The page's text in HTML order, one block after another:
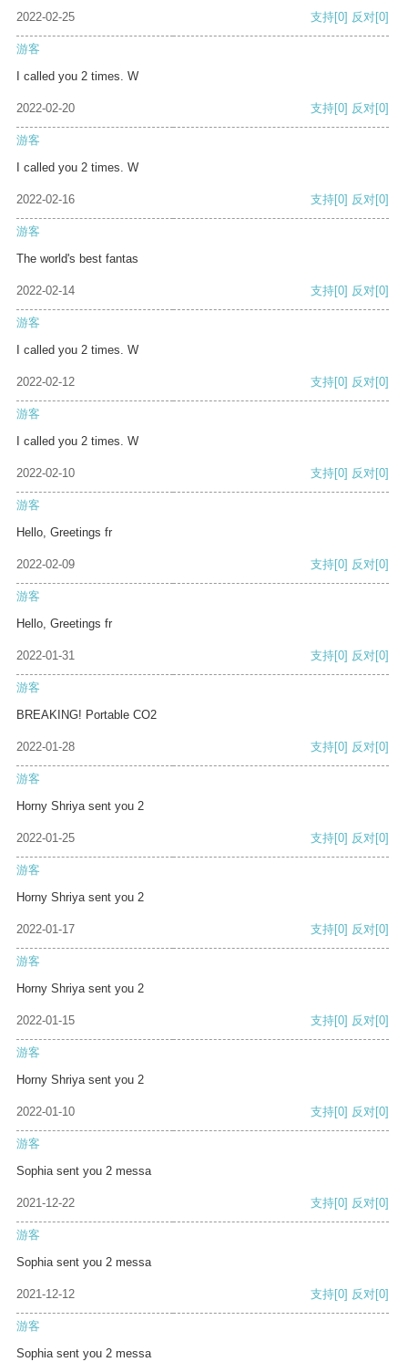
2022-02-25 支持[0] 反对[0]
游客
I called you 2 times. W
2022-02-20 支持[0] 反对[0]
游客
I called you 2 times. W
2022-02-16 支持[0] 反对[0]
游客
The world's best fantas
2022-02-14 支持[0] 反对[0]
游客
I called you 2 times. W
2022-02-12 支持[0] 反对[0]
游客
I called you 2 times. W
2022-02-10 支持[0] 反对[0]
游客
Hello, Greetings fr
2022-02-09 支持[0] 反对[0]
游客
Hello, Greetings fr
2022-01-31 支持[0] 反对[0]
游客
BREAKING! Portable CO2
2022-01-28 支持[0] 反对[0]
游客
Horny Shriya sent you 2
2022-01-25 支持[0] 反对[0]
游客
Horny Shriya sent you 2
2022-01-17 支持[0] 反对[0]
游客
Horny Shriya sent you 2
2022-01-15 支持[0] 反对[0]
游客
Horny Shriya sent you 2
2022-01-10 支持[0] 反对[0]
游客
Sophia sent you 2 messa
2021-12-22 支持[0] 反对[0]
游客
Sophia sent you 2 messa
2021-12-12 支持[0] 反对[0]
游客
Sophia sent you 2 messa